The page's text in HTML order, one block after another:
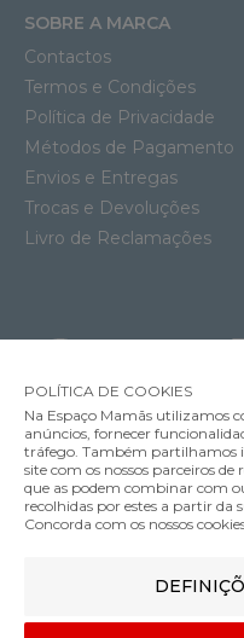
Soutien Amamentação
62.95€
Cor
SOBRE A MARCA
Contactos
Termos e Condições
Política de Privacidade
Métodos de Pagamento
Envios e Entregas
Trocas e Devoluções
Livro de Reclamações
MÉTODOS DE ENVIO
MÉTODOS DE PAGAMENTO
POLÍTICA DE COOKIES
Na Espaço Mamãs utilizamos
anúncios, fornecer
tráfego. Também partilhamos
site com os nossos parceiros de
que as podem combinar com
recolhidas por estes a partir da
Concorda com os nossos